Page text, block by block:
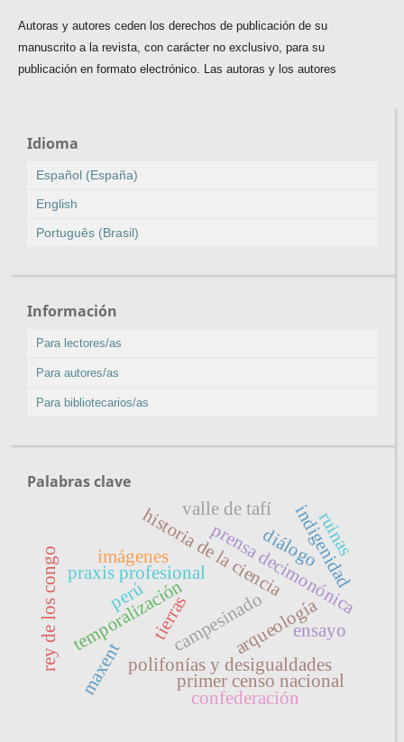
Autoras y autores ceden los derechos de publicación de su
manuscrito a la revista, con carácter no exclusivo, para su
publicación en formato electrónico. Las autoras y los autores
Idioma
Español (España)
English
Português (Brasil)
Información
Para lectores/as
Para autores/as
Para bibliotecarios/as
Palabras clave
arqueología
temporalización
polifonías y desigualdades
praxis profesional
perú prensa decimonónica
indigenidad
historia de la ciencia
tierras
primer censo nacional
confederación
campesinado
rey de los congo ensayo
valle de tafí
diálogoruinas
imágenes
maxent